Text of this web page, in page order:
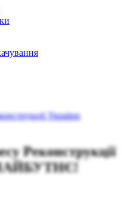
України
Реконструкції